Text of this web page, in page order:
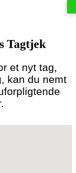
Tagtjek
et nyt tag,
kan du nemt